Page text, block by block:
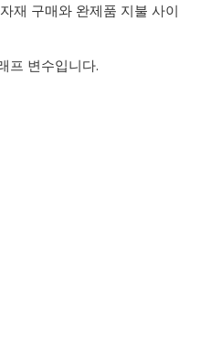
재 구매와 완제품 지불 사이
프 변수입니다.